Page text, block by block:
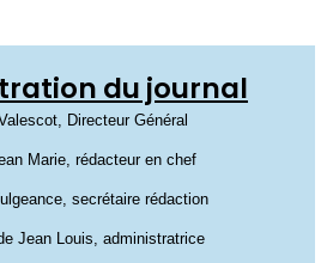
du journal
Directeur Général
Marie, rédacteur en chef
secrétaire rédaction
Jean Louis, administratrice